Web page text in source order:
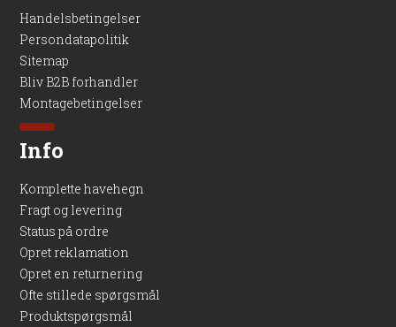
OBS:Husk at notere højden i ordre kommentarfeltet, samt
hvilket fyld vi skal lægge i.
Under bestillingen bedes du venligst bestemme dig for
lågeretningen og skrive dette i kommentarfeltet under
bestillingen, se nedenstående:
Handelsbetingelser
Persondatapolitik
Sitemap
Bliv B2B forhandler
Montagebetingelser
Info
Komplette havehegn
Fragt og levering
Status på ordre
Opret reklamation
Opret en returnering
Ofte stillede spørgsmål
Produktspørgsmål